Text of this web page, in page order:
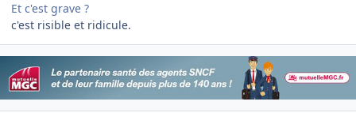
Et c'est grave ?
c'est risible et ridicule.